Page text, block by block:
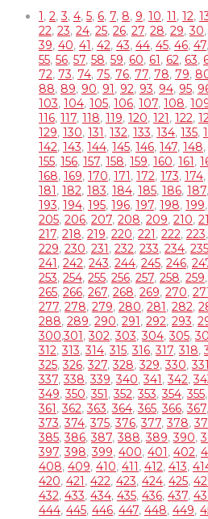
1, 2,3, 4, 5, 6, 7, 8, 9, 10, 11, 12,
22, 23, 24, 25, 26, 27, 28, 29,30
39, 40, 41, 42, 43, 44, 45, 46, 47,
55, 56, 57, 58, 59, 60, 61, 62, 63,
72, 73, 74, 75, 76, 77, 78, 79,
88, 89, 90, 91, 92, 93, 94, 95,
103, 104, 105, 106, 107, 108,
116, 117, 118, 119, 120, 121, 122,
129, 130, 131, 132, 133, 134, 135,
142, 143, 144, 145, 146, 147, 148,
155, 156, 157, 158, 159, 160, 161,
168, 169, 170, 171, 172, 173, 174,
181, 182, 183, 184, 185, 186, 187,
193, 194, 195, 196, 197, 198, 199,
205, 206, 207, 208, 209, 210,
217, 218, 219, 220, 221, 222, 223,
229, 230, 231, 232, 233, 234, 235
241, 242, 243, 244, 245, 246,
253, 254, 255, 256, 257, 258, 259,
265, 266, 267, 268, 269, 270,
277, 278, 279, 280, 281, 282,
288, 289, 290, 291, 292, 293,
300,301,302,303,304,305,
312,313,314,315,316,317,318,
325,326,327,328,329,330,331
337,338,339,340,341,342,
349,350,351,352,353,354,355
361,362,363,364,365,366,367
373,374,375,376,377,378,
385,386,387,388,389,390,
397,398,399, 400, 401, 402,
408, 409, 410, 411, 412, 413,
420, 421, 422, 423, 424, 425,
432, 433, 434, 435, 436, 437,
444, 445, 446, 447, 448, 449,